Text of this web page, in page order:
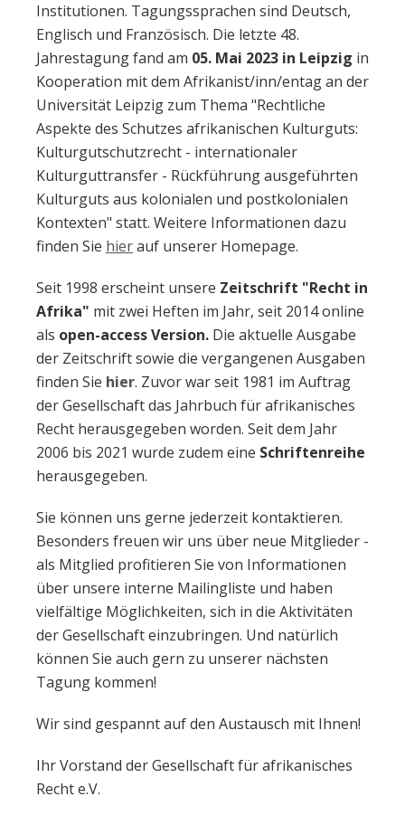
Institutionen. Tagungssprachen sind Deutsch,
Englisch und Französisch. Die letzte 48.
Jahrestagung fand am 05. Mai 2023 in Leipzig in
Kooperation mit dem Afrikanist/inn/entag an der
Universität Leipzig zum Thema "Rechtliche
Aspekte des Schutzes afrikanischen Kulturguts:
Kulturgutschutzrecht - internationaler
Kulturguttransfer - Rückführung ausgeführten
Kulturguts aus kolonialen und postkolonialen
Kontexten" statt. Weitere Informationen dazu
finden Sie hierauf unserer Homepage.
Seit 1998 erscheint unsere Zeitschrift "Recht in
Afrika" mit zwei Heften im Jahr, seit 2014 online
als open-access Version. Die aktuelle Ausgabe
der Zeitschrift sowie die vergangenen Ausgaben
finden Sie hier. Zuvor war seit 1981 im Auftrag
der Gesellschaft das Jahrbuch für afrikanisches
Recht herausgegeben worden. Seit dem Jahr
2006 bis 2021 wurde zudem eine Schriftenreihe
herausgegeben.
Sie können uns gerne jederzeit kontaktieren.
Besonders freuen wir uns über neue Mitglieder -
als Mitglied profitieren Sie von Informationen
über unsere interne Mailingliste und haben
vielfältige Möglichkeiten, sich in die Aktivitäten
der Gesellschaft einzubringen. Und natürlich
können Sie auch gern zu unserer nächsten
Tagung kommen!
Wir sind gespannt auf den Austausch mit Ihnen!
Ihr Vorstand der Gesellschaft für afrikanisches
Recht e.V.